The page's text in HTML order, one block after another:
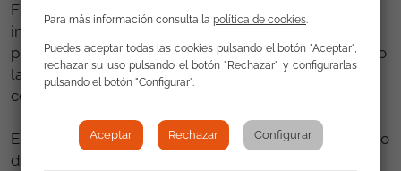
FSG quedaron muy contentos con la participación e
implicación en las acciones grupales que se
presentaron, donde pudieron tratar temas tales como
la difusión a través de distintos medios de
comunicación como por ejemplo las redes sociales.
Esto es solo un punto de partida para un trabajo futuro
donde lo importante es fomentar la participación y
Para más información consulta la política de cookies.
Puedes aceptar todas las cookies pulsando el botón "Aceptar",
rechazar su uso pulsando el botón "Rechazar" y configurarlas
pulsando el botón "Configurar".
Aceptar Rechazar Configurar